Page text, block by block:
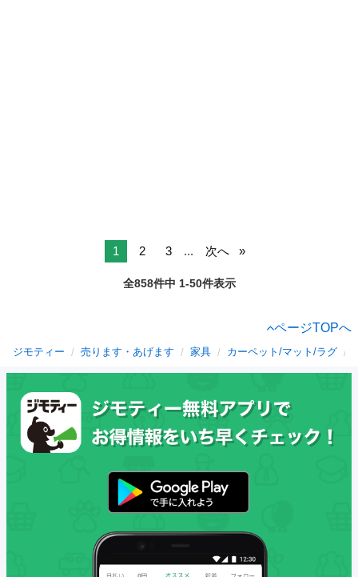
1 2 3 ... 次へ
全858件中 1-50件表示
ページTOPへ
ジモティー 売ります・あげます 家具 カーペット/マット/ラグ